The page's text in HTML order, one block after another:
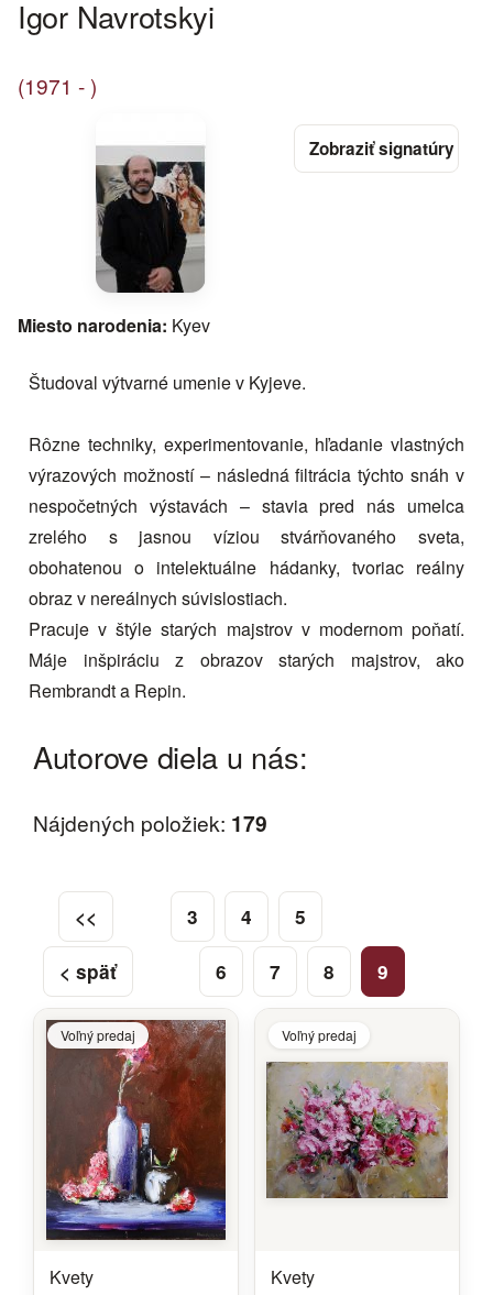
Igor Navrotskyi
(1971 - )
Miesto narodenia: Kyev
Študoval výtvarné umenie v Kyjeve.
Rôzne techniky, experimentovanie, hľadanie vlastných
výrazových možností – následná filtrácia týchto snáh v
nespočetných výstavách – stavia pred nás umelca
zrelého s jasnou víziou stvárňovaného sveta,
obohatenou o intelektuálne hádanky, tvoriac reálny
obraz v nereálnych súvislostiach.
Pracuje v štýle starých majstrov v modernom poňatí.
Máje inšpiráciu z obrazov starých majstrov, ako
Rembrandt a Repin.
Autorove diela u nás:
Nájdených položiek: 179
<<
< späť
3 4 5
6 7 8 9
Voľný predaj
Kvety
Voľný predaj
Kvety